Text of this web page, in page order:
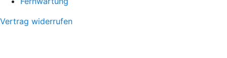
Vertrag widerrufen